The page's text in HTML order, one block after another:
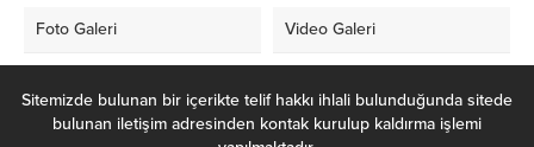
Foto Galeri Video Galeri
Sitemizde bulunan bir içerikte telif hakkı ihlali bulunduğunda sitede
bulunan iletişim adresinden kontak kurulup kaldırma işlemi